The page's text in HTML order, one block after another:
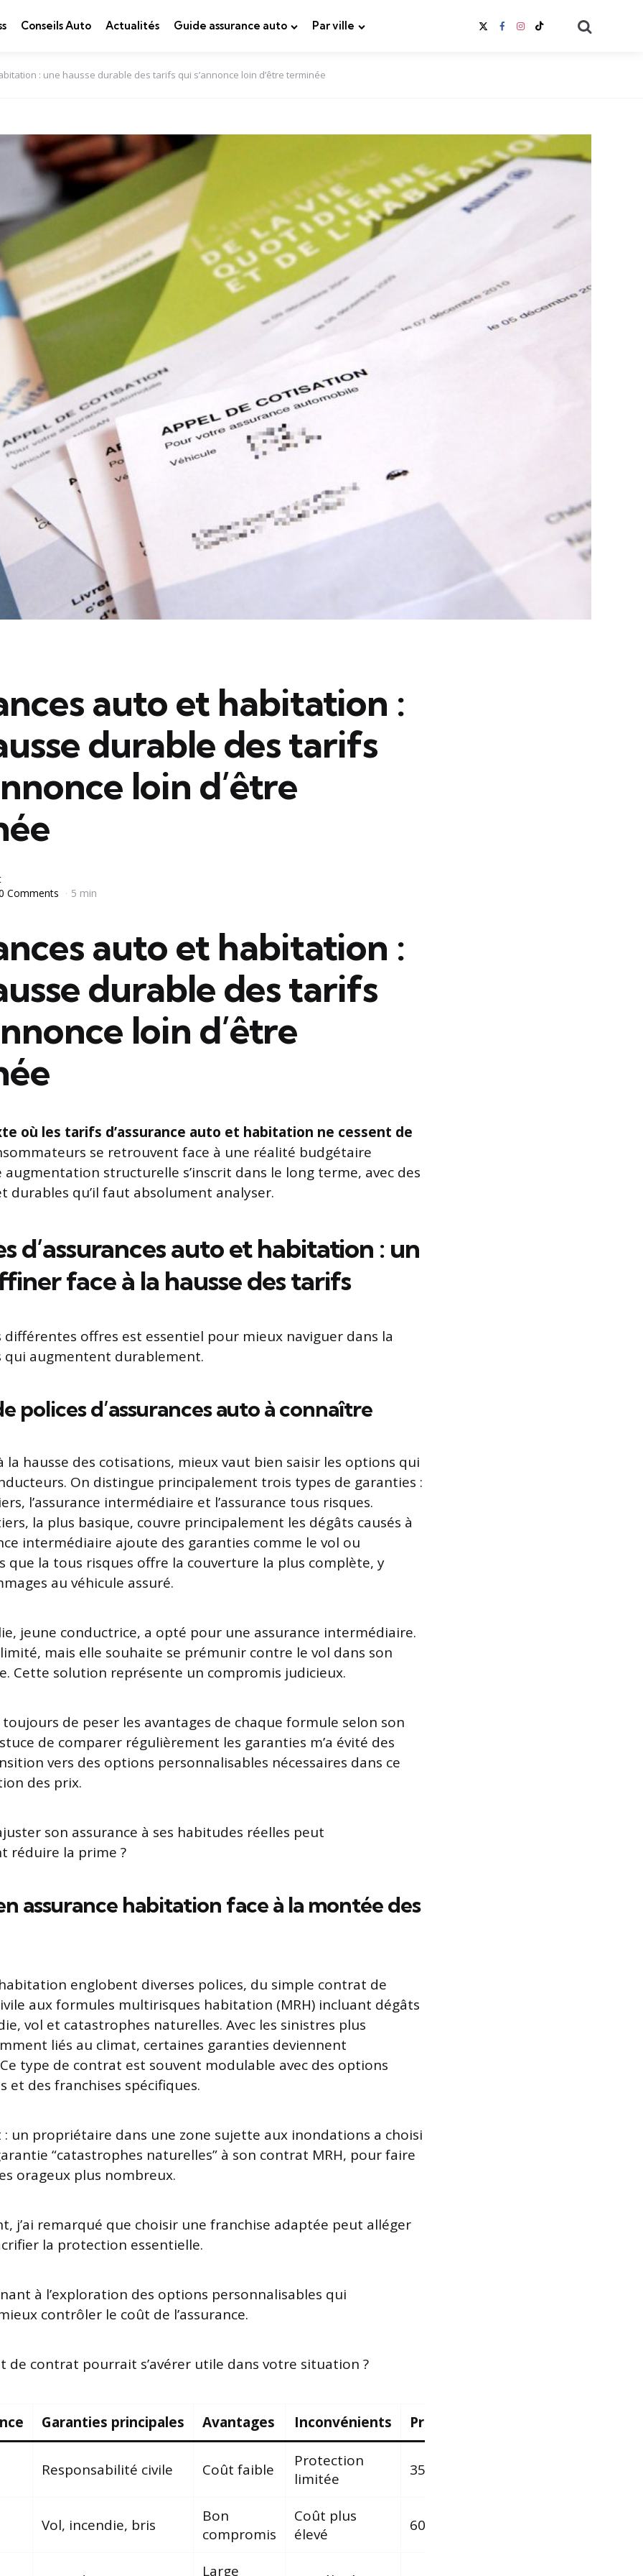
Conseils Auto Actualités Guide assurance auto Par ville
: une hausse durable des tarifs qui s’annonce loin d’être terminée
auto et habitation :
durable des tarifs
loin d’être
Comments 5 min
auto et habitation :
durable des tarifs
loin d’être
où les tarifs d’assurance auto et habitation ne cessent de
se retrouvent face à une réalité budgétaire
augmentation structurelle s’inscrit dans le long terme, avec des
durables qu’il faut absolument analyser.
d’assurances auto et habitation : un
face à la hausse des tarifs
différentes offres est essentiel pour mieux naviguer dans la
qui augmentent durablement.
polices d’assurances auto à connaître
la hausse des cotisations, mieux vaut bien saisir les options qui
On distingue principalement trois types de garanties :
l’assurance intermédiaire et l’assurance tous risques.
la plus basique, couvre principalement les dégâts causés à
intermédiaire ajoute des garanties comme le vol ou
que la tous risques offre la couverture la plus complète, y
au véhicule assuré.
jeune conductrice, a opté pour une assurance intermédiaire.
mais elle souhaite se prémunir contre le vol dans son
Cette solution représente un compromis judicieux.
toujours de peser les avantages de chaque formule selon son
de comparer régulièrement les garanties m’a évité des
vers des options personnalisables nécessaires dans ce
des prix.
son assurance à ses habitudes réelles peut
réduire la prime ?
assurance habitation face à la montée des
englobent diverses polices, du simple contrat de
aux formules multirisques habitation (MRH) incluant dégâts
vol et catastrophes naturelles. Avec les sinistres plus
liés au climat, certaines garanties deviennent
type de contrat est souvent modulable avec des options
et des franchises spécifiques.
: un propriétaire dans une zone sujette aux inondations a choisi
“catastrophes naturelles” à son contrat MRH, pour faire
orageux plus nombreux.
j’ai remarqué que choisir une franchise adaptée peut alléger
la protection essentielle.
à l’exploration des options personnalisables qui
contrôler le coût de l’assurance.
de contrat pourrait s’avérer utile dans votre situation ?
Garanties principales Avantages Inconvénients Prix moyen
Responsabilité civile Coût faible
Protection
limitée
350 € / an
Vol, incendie, bris
Bon
compromis
Coût plus
élevé
600 € / an
Large